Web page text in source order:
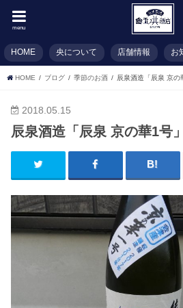
menu
HOME 央について 店舗情報 お
HOME ブログ 季節のお酒 辰泉酒造「辰泉 京の
2018.05.15
辰泉酒造「辰泉 京の華1号